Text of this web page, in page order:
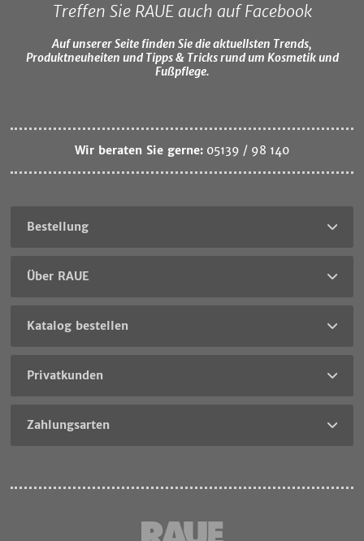
Treffen Sie RAUE auch auf Facebook
Auf unserer Seite finden Sie die aktuellsten Trends,
Produktneuheiten und Tipps & Tricks rund um Kosmetik und
Fußpflege.
Wir beraten Sie gerne: 05139 / 98 140
Bestellung
Über RAUE
Katalog bestellen
Privatkunden
Zahlungsarten